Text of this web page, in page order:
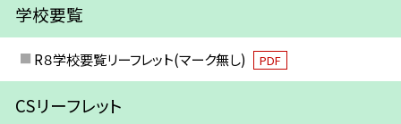
学校要覧
R８学校要覧リーフレット(マーク無し) PDF
CSリーフレット